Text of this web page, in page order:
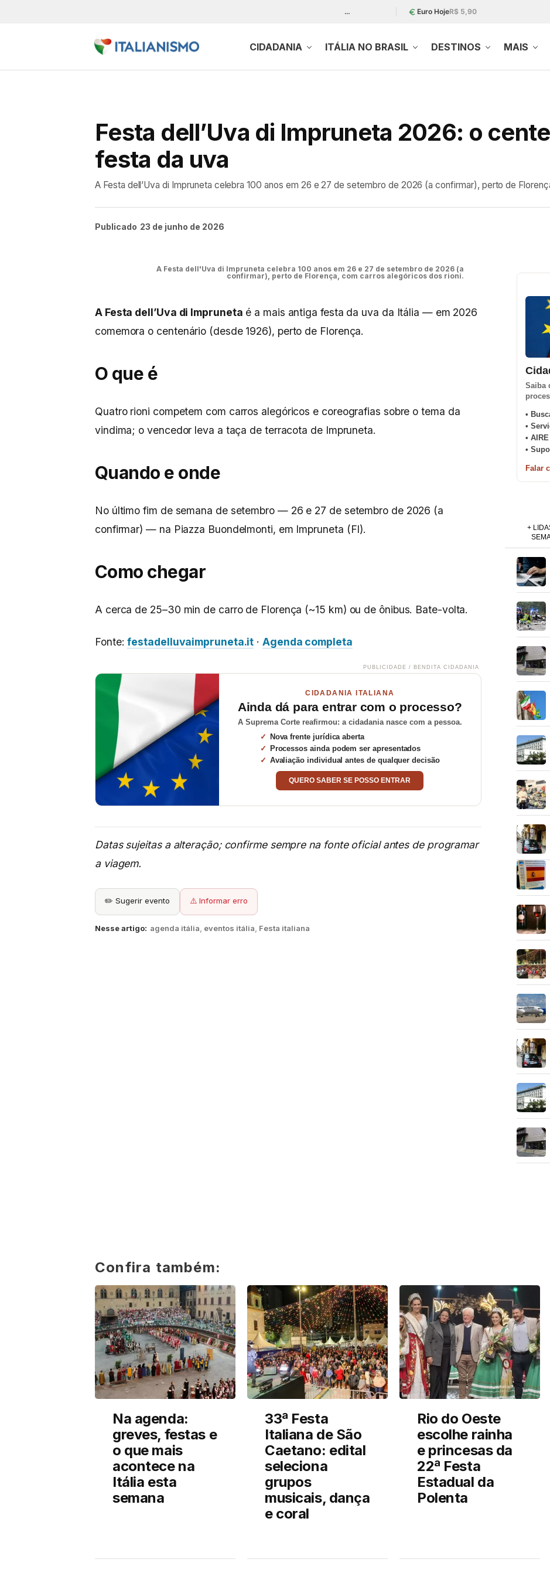
… Euro HojeR$ 5,90
CIDADANIA ITÁLIA NO BRASIL DESTINOS MAIS
Festa dell’Uva di Impruneta 2026: o
festa da uva
A Festa dell’Uva di Impruneta celebra 100 anos em 26 e 27 de setembro de 2026 (a confirmar), perto de
Publicado 23 de junho de 2026
A Festa dell'Uva di Impruneta celebra 100 anos em 26 e 27 de setembro de 2026 (a
confirmar), perto de Florença, com carros alegóricos dos rioni.
A Festa dell’Uva di Impruneta é a mais antiga festa da uva da Itália — em 2026
comemora o centenário (desde 1926), perto de Florença.
O que é
Quatro rioni competem com carros alegóricos e coreografias sobre o tema da
vindima; o vencedor leva a taça de terracota de Impruneta.
Quando e onde
No último fim de semana de setembro — 26 e 27 de setembro de 2026 (a
confirmar) — na Piazza Buondelmonti, em Impruneta (FI).
Como chegar
A cerca de 25–30 min de carro de Florença (~15 km) ou de ônibus. Bate-volta.
Fonte:festadelluvaimpruneta.it ·Agenda completa
PUBLICIDADE / BENDITA CIDADANIA
CIDADANIA ITALIANA
Ainda dá para entrar com o processo?
A Suprema Corte reafirmou: a cidadania nasce com a pessoa.
Nova frente jurídica aberta
Processos ainda podem ser apresentados
Avaliação individual antes de qualquer decisão
QUERO SABER SE POSSO ENTRAR
Datas sujeitas a alteração; confirme sempre na fonte oficial antes de programar
a viagem.
✏️ Sugerir evento ⚠️ Informar erro
Nesse artigo: agenda itália, eventos itália, Festa italiana
Saiba
•
•
•
•
Falar
+
Confira também:
Na agenda:
greves, festas e
o que mais
acontece na
Itália esta
semana
33ª Festa
Italiana de São
Caetano: edital
seleciona
grupos
musicais, dança
e coral
Rio do Oeste
escolhe rainha
e princesas da
22ª Festa
Estadual da
Polenta